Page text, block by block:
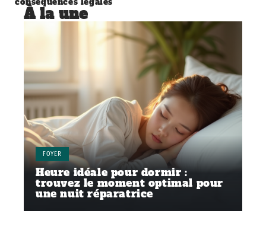
À la une
FOYER
Heure idéale pour dormir :
trouvez le moment optimal pour
une nuit réparatrice